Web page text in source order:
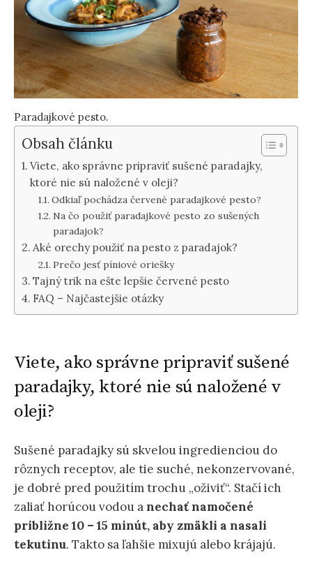
Paradajkové pesto.
Obsah článku
Viete, ako správne pripraviť sušené paradajky,
ktoré nie sú naložené v oleji?
Odkiaľ pochádza červené paradajkové pesto?
Na čo použiť paradajkové pesto zo sušených
paradajok?
Aké orechy použiť na pesto z paradajok?
Prečo jesť píniové oriešky
Tajný trik na ešte lepšie červené pesto
FAQ – Najčastejšie otázky
Viete, ako správne pripraviť sušené
paradajky, ktoré nie sú naložené v
oleji?
Sušené paradajky sú skvelou ingredienciou do
rôznych receptov, ale tie suché, nekonzervované,
je dobré pred použitím trochu „oživiť“. Stačí ich
zaliať horúcou vodou anechať namočené
približne 10 – 15 minút, aby zmäkli a nasali
tekutinu. Takto sa ľahšie mixujú alebo krájajú.